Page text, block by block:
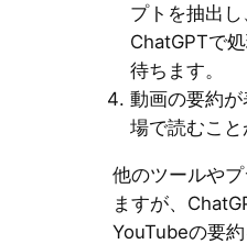
プトを抽出
ChatGPTで
待ちます。
動画の要約
場で読むこと
他のツールや
ますが、
YouTubeの要